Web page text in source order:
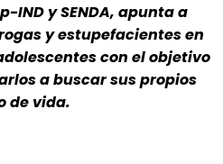
IND y SENDA, apunta a
y estupefacientes en
con el objetivo
a buscar sus propios
de vida.